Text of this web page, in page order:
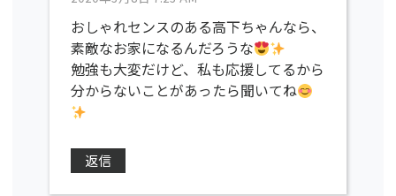
おしゃれセンスのある高下ちゃんなら、
素敵なお家になるんだろうな
勉強も大変だけど、私も応援してるから
分からないことがあったら聞いてね
返信